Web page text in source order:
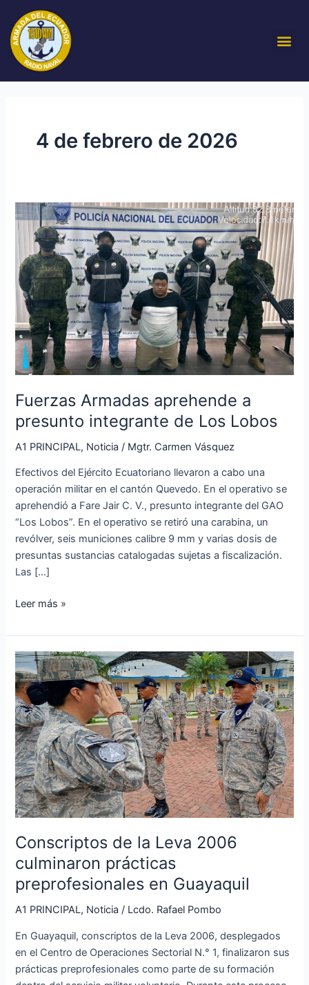
contenido
4 de febrero de 2026
Fuerzas Armadas aprehende a
presunto integrante de Los Lobos
A1 PRINCIPAL, Noticia / Mgtr. Carmen Vásquez
Efectivos del Ejército Ecuatoriano llevaron a cabo una
operación militar en el cantón Quevedo. En el operativo se
aprehendió a Fare Jair C. V., presunto integrante del GAO
“Los Lobos”. En el operativo se retiró una carabina, un
revólver, seis municiones calibre 9 mm y varias dosis de
presuntas sustancias catalogadas sujetas a fiscalización.
Las […]
Fuerzas
Armadas
aprehende
a
presunto
integrante
de
Los
Lobos
Leer más »
Conscriptos de la Leva 2006
culminaron prácticas
preprofesionales en Guayaquil
A1 PRINCIPAL, Noticia / Lcdo. Rafael Pombo
En Guayaquil, conscriptos de la Leva 2006, desplegados
en el Centro de Operaciones Sectorial N.° 1, finalizaron sus
prácticas preprofesionales como parte de su formación
Conscriptos
de
la
Leva
2006
culminaron
prácticas
preprofesionales
en
Guayaquil